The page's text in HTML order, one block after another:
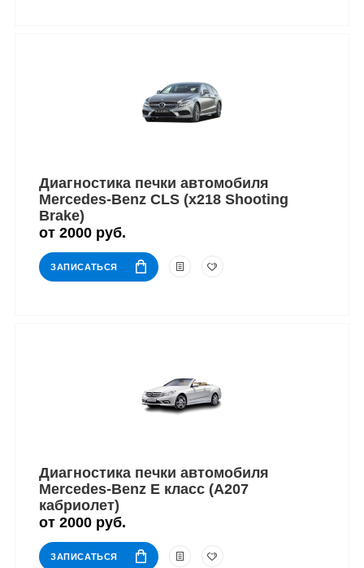
Диагностика печки автомобиля
Mercedes-Benz CLS (x218 Shooting
Brake)
от 2000 руб.
ЗАПИСАТЬСЯ
Диагностика печки автомобиля
Mercedes-Benz E класс (A207
кабриолет)
от 2000 руб.
ЗАПИСАТЬСЯ